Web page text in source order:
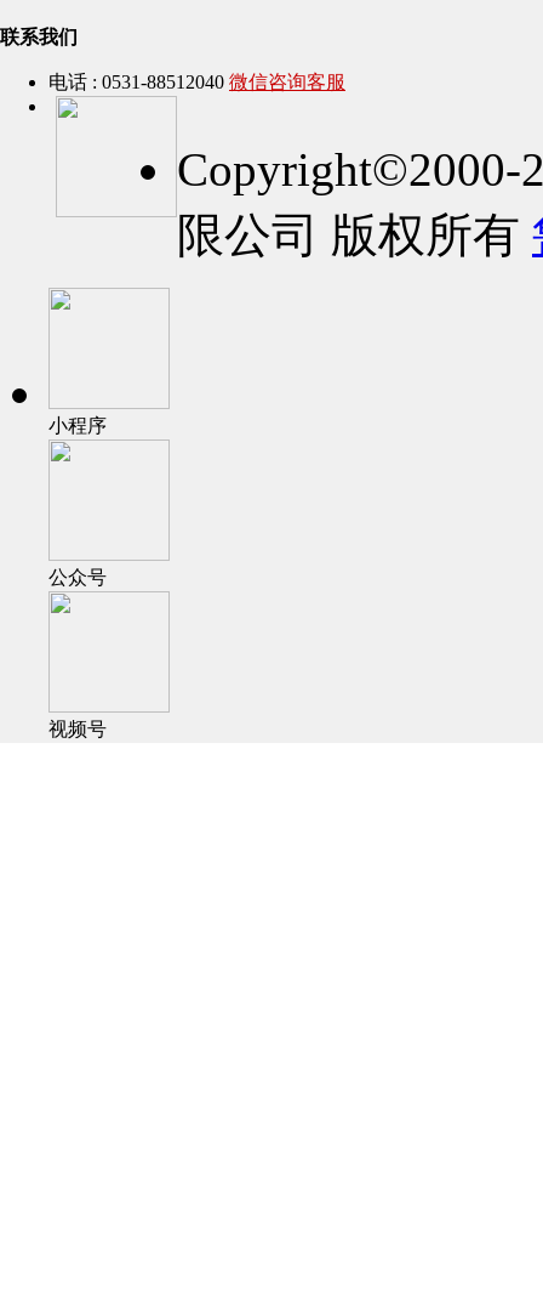
联系我们
电话 : 0531-88512040 微信咨询客服
Copyright©2000-
限公司 版权所有
小程序
公众号
视频号